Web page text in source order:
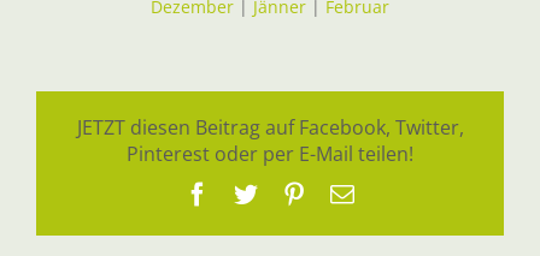
Dezember | Jänner | Februar
JETZT diesen Beitrag auf Facebook, Twitter,
Pinterest oder per E-Mail teilen!
Facebook
TwitterPinterest
E-